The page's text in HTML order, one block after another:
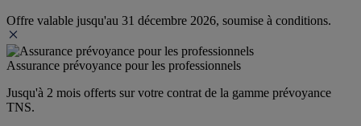
Offre valable jusqu'au 31 décembre 2026, soumise à conditions.
Assurance prévoyance pour les professionnels
Jusqu'à 2 mois offerts sur votre contrat de la gamme prévoyance
TNS.